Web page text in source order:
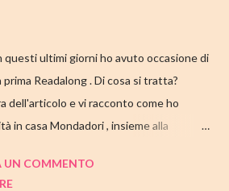
ultimi giorni ho avuto occasione di
Readalong . Di cosa si tratta?
dell'articolo e vi racconto come ho
in casa Mondadori , insieme alla
di seguito parliamo quindi di " I nostri
UN COMMENTO